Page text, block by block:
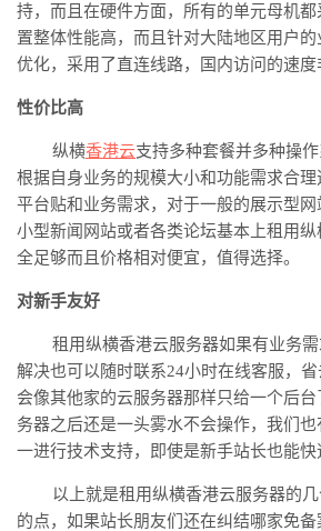
持，而且在硬件方面，所有的单元母机
置整体性能高，而且针对大陆地区用户
优化，采用了直连线路，国内访问的速度
性价比高
纵横香港云支持多种套餐并多种操
根据自身业务的规模大小和功能需求合
平台贴和业务需求，对于一般的展示型网
小型新闻网站或者各类论坛基本上租用纵
全足够而且价格相对便宜，值得选择。
对新手友好
租用纵横香港云服务器如果有业务
解决也可以随时联系24小时在线客服，
会像其他家的云服务器那样只给一个后
务器之后还是一头雾水不会操作，我们
一进行技术支持，即使是新手站长也能快
以上就是租用纵横香港云服务器的
的点，如果站长朋友们还在纠结哪家免